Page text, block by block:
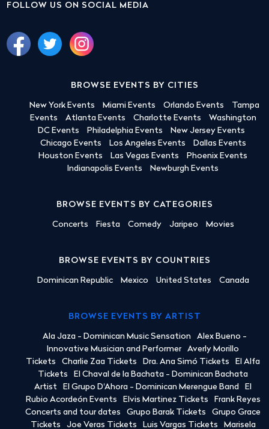
FOLLOW US ON SOCIAL MEDIA
BROWSE EVENTS BY CITIES
New York Events Miami Events Orlando Events
Tampa
Events
Atlanta Events Charlotte Events
Washington
DC Events
Philadelphia Events
New Jersey Events
Chicago Events
Los Angeles Events
Dallas Events
Houston Events
Las Vegas Events
Phoenix Events
Indianapolis Events
Newburgh Events
BROWSE EVENTS BY CATEGORIES
Concerts Fiesta Comedy Jaripeo Movies
BROWSE EVENTS BY COUNTRIES
Dominican Republic Mexico United States Canada
BROWSE EVENTS BY ARTIST
Ala Jaza - Dominican Music Sensation
Alex Bueno -
Innovative Musician and Performer
Averly Morillo
Tickets
Charlie Zaa Tickets Dra. Ana Simó Tickets
El Alfa
Tickets
El Chaval de la Bachata - Dominican Bachata
Artist
El Grupo D'Ahora - Dominican Merengue Band
El
Rubio Acordeón Events
Elvis Martinez Tickets
Frank Reyes
Concerts and tour dates
Grupo Barak Tickets
Grupo Grace
Tickets
Joe Veras Tickets Luis Vargas Tickets Marisela